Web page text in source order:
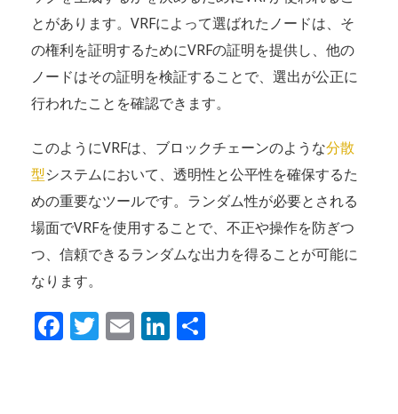
とがあります。VRFによって選ばれたノードは、そ
の権利を証明するためにVRFの証明を提供し、他の
ノードはその証明を検証することで、選出が公正に
行われたことを確認できます。
このようにVRFは、ブロックチェーンのような分散
型システムにおいて、透明性と公平性を確保するた
めの重要なツールです。ランダム性が必要とされる
場面でVRFを使用することで、不正や操作を防ぎつ
つ、信頼できるランダムな出力を得ることが可能に
なります。
Facebook
Twitter
EmailLinkedIn